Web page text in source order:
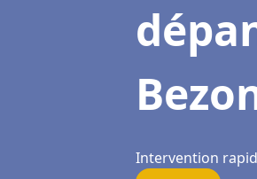
Intervention